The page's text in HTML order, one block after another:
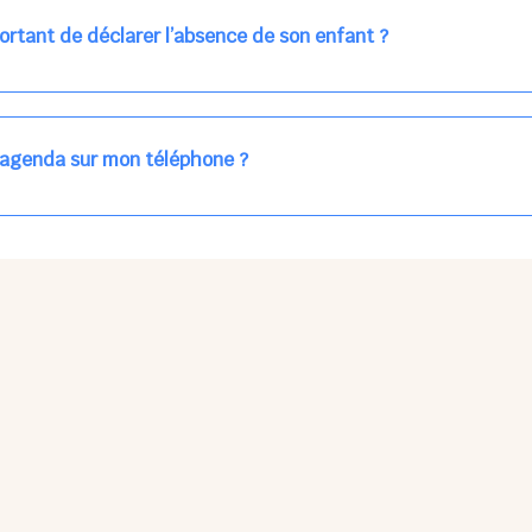
de déclarer l’absence de son enfant ?
enfants à accueillir, et ajuster les plannings au mieux.
car les repas sont commandés à l’avance.
sur mon téléphone ?
sur l'App Store ni Google Play car il s'agit d'une Web App,